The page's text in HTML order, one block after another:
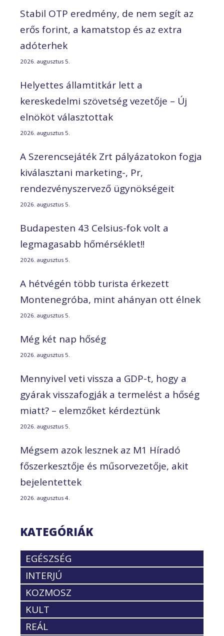
Stabil OTP eredmény, de nem segít az
erős forint, a kamatstop és az extra
adóterhek
2026. augusztus 5.
Helyettes államtitkár lett a
kereskedelmi szövetség vezetője – Új
elnököt választottak
2026. augusztus 5.
A Szerencsejáték Zrt pályázatokon fogja
kiválasztani marketing-, Pr,
rendezvényszervező ügynökségeit
2026. augusztus 5.
Budapesten 43 Celsius-fok volt a
legmagasabb hőmérséklet!!
2026. augusztus 5.
A hétvégén több turista érkezett
Montenegróba, mint ahányan ott élnek
2026. augusztus 5.
Még két nap hőség
2026. augusztus 5.
Mennyivel veti vissza a GDP-t, hogy a
gyárak visszafogják a termelést a hőség
miatt? – elemzőket kérdeztünk
2026. augusztus 5.
Mégsem azok lesznek az M1 Híradó
főszerkesztője és műsorvezetője, akit
bejelentettek
2026. augusztus 4.
KATEGÓRIÁK
EGÉSZSÉG
INTERJÚ
KOZMOSZ
KULT
REÁL